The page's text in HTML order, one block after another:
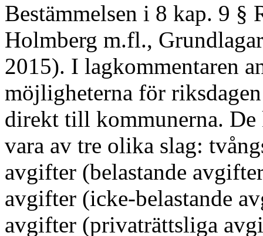
Bestämmelsen i 8 kap. 9 §
Holmberg m.fl.,
2015). I lagkommentaren
möjligheterna för
direkt till kommunerna.
vara av tre olika slag:
avgifter (belastande
avgifter (icke-belastande
avgifter (privaträttsliga